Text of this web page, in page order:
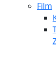
Film